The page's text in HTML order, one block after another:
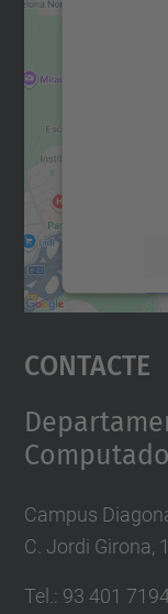
Contacte
Campus
C. Jordi Girona,
Tel.: 93 401